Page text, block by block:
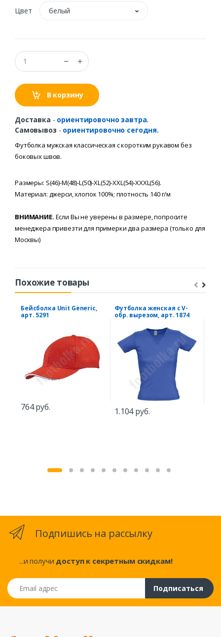
Цвет белый
В корзину
Доставка - ориентировочно завтра.
Самовывоз - ориентировочно сегодня.
Футболка мужская классическая скоротким рукавом без
боковых швов.
Размеры: S(46)-M(48)-L(50)-XL(52)-XXL(54)-XXXL(56).
Материал: джерси, хлопок 100%; плотность 140 г/м
ВНИМАНИЕ. Если Вы не уверены в размере, попросите
менеджера привезти для примерки два размера (только для
Москвы)
Похожие товары
Бейсболка Unit Generic,
арт. 5291
764 руб.
Футболка женская с V-
обр. вырезом, арт. 1874
1.104 руб.
Подпишись на рассылку
...и получи доступ к секретным скидкам!
Email адрес
Подписаться